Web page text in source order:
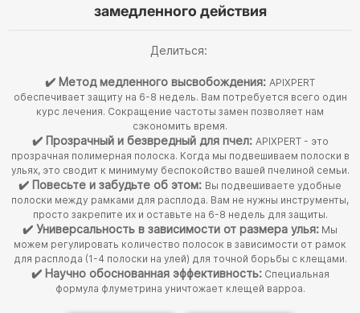
замедленного действия
Делиться:
✔️ Метод медленного высвобождения: APIXPERT
обеспечивает защиту на 6-8 недель. Вам потребуется всего один
курс лечения. Сокращение частоты замен позволяет нам
сэкономить время.
✔️ Прозрачный и безвредный для пчел: APIXPERT - это
прозрачная полимерная полоска. Когда мы подвешиваем полоски в
ульях, это сводит к минимуму беспокойство вашей пчелиной семьи.
✔️ Повесьте и забудьте об этом: Вы подвешиваете удобные
полоски между рамками для расплода. Вам не нужны инструменты,
просто закрепите их и оставьте на 6-8 недель для защиты.
✔️ Универсальность в зависимости от размера улья: Мы
можем регулировать количество полосок в зависимости от рамок
для расплода (1-4 полоски на улей) для точной борьбы с клещами.
✔️ Научно обоснованная эффективность:Специальная
формула флуметрина уничтожает клещей варроа.